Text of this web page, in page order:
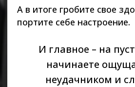
А в итоге гробите свое
портите себе настроение.
И главное – на
начинаете
неудачником и